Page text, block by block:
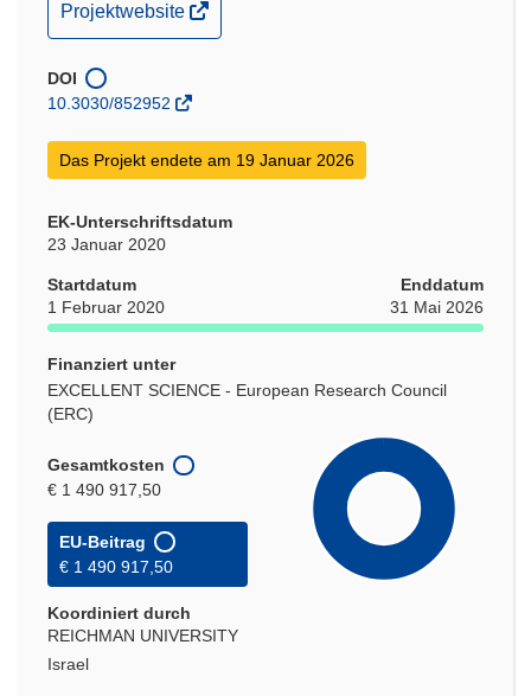
(öffnet
in
neuem
Fenster)
Projektwebsite
DOI
10.3030/852952
Das Projekt endete am 19 Januar 2026
EK-Unterschriftsdatum
23 Januar 2020
Startdatum
1 Februar 2020
Enddatum
31 Mai 2026
Finanziert unter
EXCELLENT SCIENCE - European Research Council
(ERC)
Gesamtkosten
€ 1 490 917,50
EU-Beitrag
€ 1 490 917,50
Koordiniert durch
REICHMAN UNIVERSITY
Israel